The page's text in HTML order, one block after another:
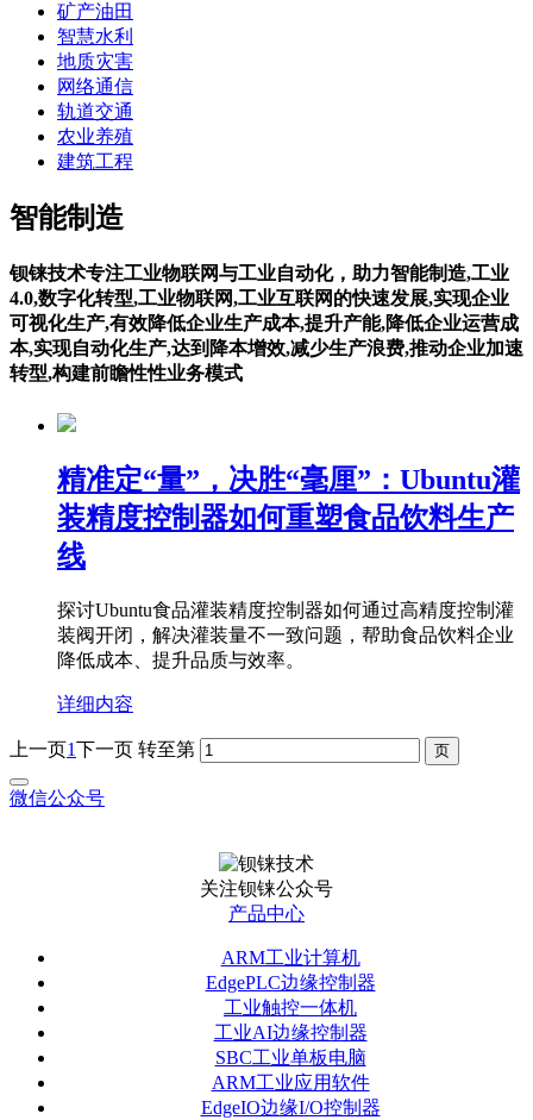
矿产油田
智慧水利
地质灾害
网络通信
轨道交通
农业养殖
建筑工程
智能制造
钡铼技术专注工业物联网与工业自动化，助力智能制造,工业
4.0,数字化转型,工业物联网,工业互联网的快速发展,实现企业
可视化生产,有效降低企业生产成本,提升产能,降低企业运营成
本,实现自动化生产,达到降本增效,减少生产浪费,推动企业加速
转型,构建前瞻性性业务模式
精准定“量”，决胜“毫厘”：Ubuntu灌
装精度控制器如何重塑食品饮料生产
线
探讨Ubuntu食品灌装精度控制器如何通过高精度控制灌
装阀开闭，解决灌装量不一致问题，帮助食品饮料企业
降低成本、提升品质与效率。
详细内容
上一页1下一页 转至第
微信公众号
关注钡铼公众号
产品中心
ARM工业计算机
EdgePLC边缘控制器
工业触控一体机
工业AI边缘控制器
SBC工业单板电脑
ARM工业应用软件
EdgeIO边缘I/O控制器